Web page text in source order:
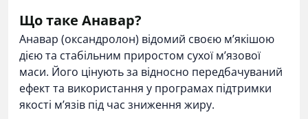
Що таке Анавар?
Анавар (оксандролон) відомий своєю м’якішою
дією та стабільним приростом сухої м’язової
маси. Його цінують за відносно передбачуваний
ефект та використання у програмах підтримки
якості м’язів під час зниження жиру.